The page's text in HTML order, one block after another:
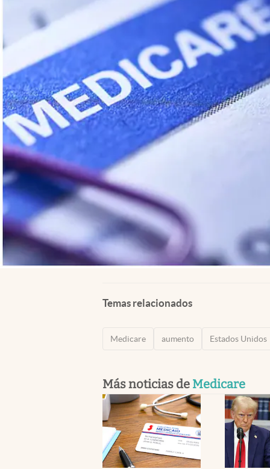
Temas relacionados
Medicare aumento Estados Unidos
Más noticias de Medicare